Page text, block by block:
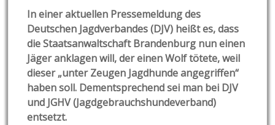
In einer aktuellen Pressemeldung des
Deutschen Jagdverbandes (DJV) heißt es, dass
die Staatsanwaltschaft Brandenburg nun einen
Jäger anklagen will, der einen Wolf tötete, weil
dieser „unter Zeugen Jagdhunde angegriffen“
haben soll. Dementsprechend sei man bei DJV
und JGHV (Jagdgebrauchshundeverband)
entsetzt.